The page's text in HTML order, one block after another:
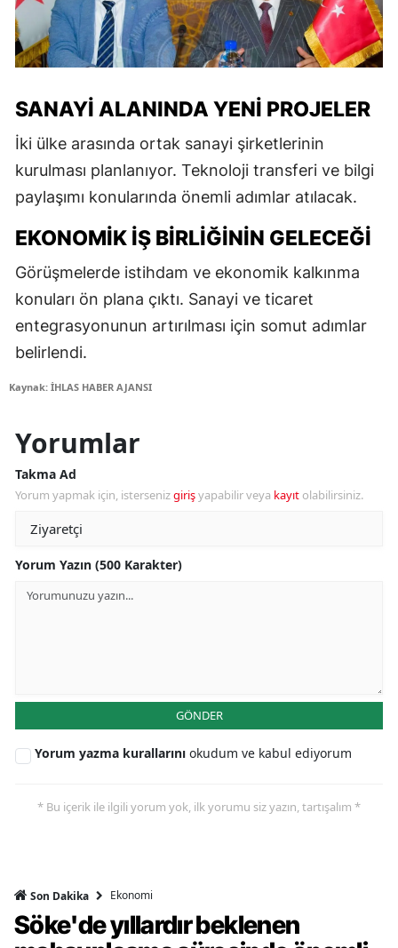
SANAYI ALANINDA YENI PROJELER
İki ülke arasında ortak sanayi şirketlerinin
kurulması planlanıyor. Teknoloji transferi ve bilgi
paylaşımı konularında önemli adımlar atılacak.
EKONOMIK İŞ BIRLIĞININ GELECEĞI
Görüşmelerde istihdam ve ekonomik kalkınma
konuları ön plana çıktı. Sanayi ve ticaret
entegrasyonunun artırılması için somut adımlar
belirlendi.
Kaynak: İHLAS HABER AJANSI
Yorumlar
Takma Ad
Yorum yapmak için, istersenizgirişyapabilir veya kayıt olabilirsiniz.
Yorum Yazın (500 Karakter)
GÖNDER
Yorum yazma kurallarını okudum ve kabul ediyorum
* Bu içerik ile ilgili yorum yok, ilk yorumu siz yazın, tartışalım *
Son Dakika Ekonomi
Söke'de yıllardır beklenen